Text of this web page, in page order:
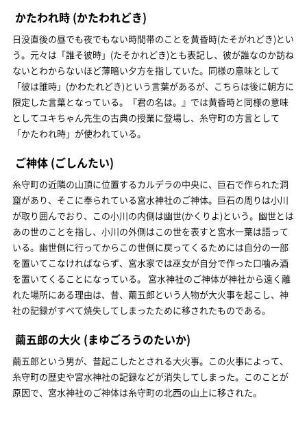
かたわれ時 (かたわれどき)
日没直後の昼でも夜でもない時間帯のことを黄昏時(たそがれどき)とい
う。元々は「誰そ彼時」(たそかれどき)とも表記し、彼が誰なのか訪ね
ないとわからないほど薄暗い夕方を指していた。同様の意味として
「彼は誰時」(かわたれどき)という言葉があるが、こちらは後に朝方に
限定した言葉となっている。『君の名は。』では黄昏時と同様の意味
としてユキちゃん先生の古典の授業に登場し、糸守町の方言として
「かたわれ時」が使われている。
ご神体 (ごしんたい)
糸守町の近隣の山頂に位置するカルデラの中央に、巨石で作られた洞
窟があり、そこに奉られている宮水神社のご神体。巨石の周りは小川
が取り囲んでおり、この小川の内側は幽世(かくりよ)という。幽世とは
あの世のことを指し、小川の外側はこの世を表すと宮水一葉は語って
いる。幽世側に行ってからこの世側に戻ってくるためには自分の一部
を置いてこなければならず、宮水家では巫女が自分で作った口噛み酒
を置いてくることになっている。 宮水神社のご神体が神社から遠く離
れた場所にある理由は、昔、繭五郎という人物が大火事を起こし、神
社の記録がすべて焼失してしまったために移されたものである。
繭五郎の大火 (まゆごろうのたいか)
繭五郎という男が、昔起こしたとされる大火事。この火事によって、
糸守町の歴史や宮水神社の記録などが消失してしまった。このことが
原因で、宮水神社のご神体は糸守町の北西の山上に移された。